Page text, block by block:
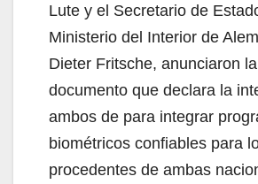
Lute y el Secretario de
Ministerio del Interior de
Dieter Fritsche, anunciaron
documento que declara la
ambos de para integrar
biométricos confiables para
procedentes de ambas